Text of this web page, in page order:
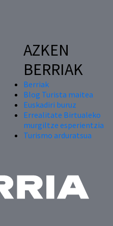
AZKEN
BERRIAK
Berriak
Blog Turista maitea
Euskadiri buruz
Errealitate Birtualeko
murgiltze esperientzia
Turismo arduratsua